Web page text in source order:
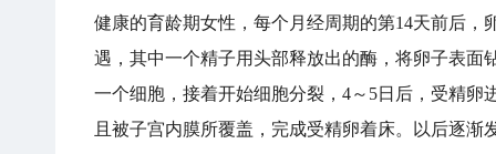
健康的育龄期女性，每个月经周期的第14天前后
遇，其中一个精子用头部释放出的酶，将卵子表
一个细胞，接着开始细胞分裂，4～5日后，受精
且被子宫内膜所覆盖，完成受精卵着床。以后逐